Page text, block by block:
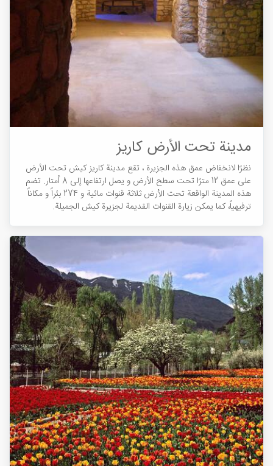
مدينة تحت الأرض كاريز
نظرًا لانخفاض عمق هذه الجزيرة ، تقع مدينة كاريز كيش تحت الأرض
على عمق 12 مترًا تحت سطح الأرض و يصل ارتفاعها إلى 8 أمتار. تضم
هذه المدينة الواقعة تحت الأرض ثلاثة قنوات مائية و 274 بئراً و مكاناً
ترفيهياً، كما يمكن زيارة القنوات القديمة لجزيرة كيش الجميلة.